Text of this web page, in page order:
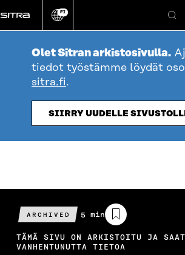
suoraan
sisältöön
Vaihda
kieli
FI
Hae
Olet Sitran arkistosivulla.
tiedot työstämme löydät
sitra.fi.
SIIRRY UUDELLE
ARCHIVED
Arvioitu
lukuaika
5 min
TÄMÄ SIVU ON ARKISTOITU JA
VANHENTUNUTTA TIETOA